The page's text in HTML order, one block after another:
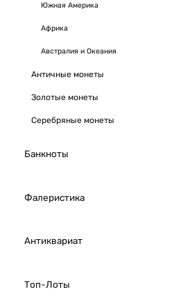
Южная Америка
Африка
Австралия и Океания
Античные монеты
Золотые монеты
Серебряные монеты
Банкноты
Фалеристика
Антиквариат
Топ-Лоты